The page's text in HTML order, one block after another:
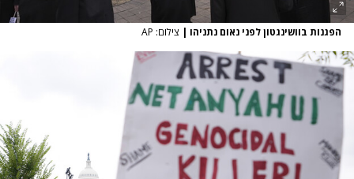
הפגנות בוושינגטון לפני נאום נתניהו | צילום: AP